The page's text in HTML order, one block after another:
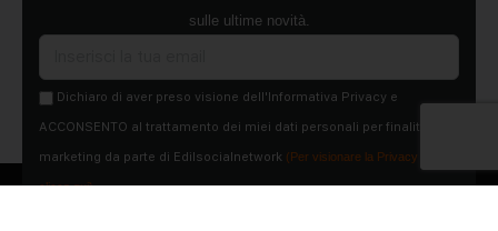
sulle ultime novità.
Dichiaro di aver preso visione dell'Informativa Privacy e
ACCONSENTO al trattamento dei miei dati personali per finalità di
marketing da parte di Edilsocialnetwork (Per visionare la Privacy Policy
clicca qui).